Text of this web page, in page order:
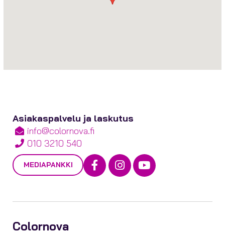
Asiakaspalvelu ja laskutus
info@colornova.fi
010 3210 540
MEDIAPANKKI Facebook
Instagram
Youtube
Colornova